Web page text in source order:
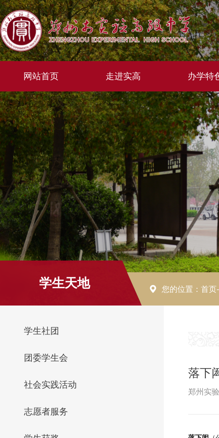
网站首页 走进实高 办学特
学生天地 您的位置： 首页
学生社团
团委学生会
社会实践活动
志愿者服务
落下
郑州实